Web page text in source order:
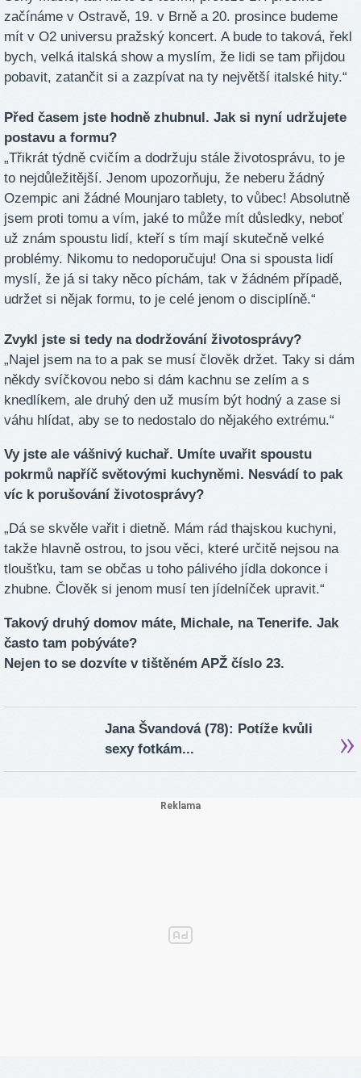
začínáme v Ostravě, 19. v Brně a 20. prosince budeme
mít v O2 universu pražský koncert. A bude to taková, řekl
bych, velká italská show a myslím, že lidi se tam přijdou
pobavit, zatančit si a zazpívat na ty největší italské hity.“
Před časem jste hodně zhubnul. Jak si nyní udržujete
postavu a formu?
„Třikrát týdně cvičím a dodržuju stále životosprávu, to je
to nejdůležitější. Jenom upozorňuju, že neberu žádný
Ozempic ani žádné Mounjaro tablety, to vůbec! Absolutně
jsem proti tomu a vím, jaké to může mít důsledky, neboť
už znám spoustu lidí, kteří s tím mají skutečně velké
problémy. Nikomu to nedoporučuju! Ona si spousta lidí
myslí, že já si taky něco píchám, tak v žádném případě,
udržet si nějak formu, to je celé jenom o disciplíně.“
Zvykl jste si tedy na dodržování životosprávy?
„Najel jsem na to a pak se musí člověk držet. Taky si dám
někdy svíčkovou nebo si dám kachnu se zelím a s
knedlíkem, ale druhý den už musím být hodný a zase si
váhu hlídat, aby se to nedostalo do nějakého extrému.“
Vy jste ale vášnivý kuchař. Umíte uvařit spoustu
pokrmů napříč světovými kuchyněmi. Nesvádí to pak
víc k porušování životosprávy?
„Dá se skvěle vařit i dietně. Mám rád thajskou kuchyni,
takže hlavně ostrou, to jsou věci, které určitě nejsou na
tloušťku, tam se občas u toho pálivého jídla dokonce i
zhubne. Člověk si jenom musí ten jídelníček upravit.“
Takový druhý domov máte, Michale, na Tenerife. Jak
často tam pobýváte?
Nejen to se dozvíte v tištěném APŽ číslo 23.
Jana Švandová (78): Potíže kvůli
sexy fotkám...